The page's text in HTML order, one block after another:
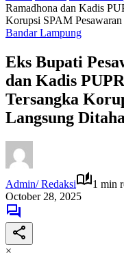
Ramadhona dan Kadis
Korupsi SPAM
Bandar Lampung
Eks Bupati
dan Kadis
Tersangka
Langsung
Admin/ Redaksi
1 min
October 28, 2025
×